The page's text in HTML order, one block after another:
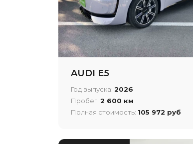
AUDI E5
Год выпуска: 2026
Пробег: 2 600 км
Полная стоимость: 105 972 руб